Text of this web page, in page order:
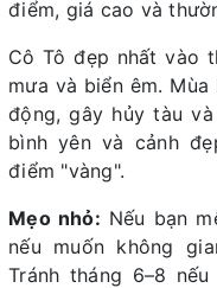
điểm, giá cao và
Cô Tô đẹp nhất vào
mưa và biển êm.
động, gây hủy tàu
bình yên và cảnh
điểm "vàng".
Mẹo nhỏ: Nếu bạn
nếu muốn không
Tránh tháng 6–8